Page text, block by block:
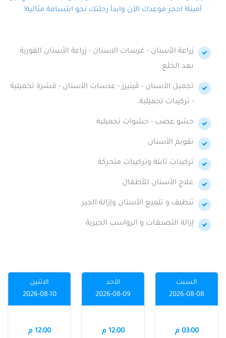
أمينة! احجز موعدك الآن وابدأ رحلتك نحو ابتسامة مثالية!
زراعة الأسنان - غرسات الاسنان - زراعة الأسنان الفورية
بعد الخلع.
تجميل الأسنان - ڤينيرز - عدسات الأسنان - قشرة تجميلية
- تركيبات تجميلية.
حشو عصب - حشوات تجميلية
تقويم الأسنان
تركيبات ثابتة وتركيبات متحركة
علاج الأسنان للأطفال
تنظيف و تلميع الأسنان وإزالة الجير
إزالة التصبغات و الرواسب الجيرية
السبت
2026-08-08
03:00 م
الأحد
2026-08-09
12:00 م
الاثنين
2026-08-10
12:00 م